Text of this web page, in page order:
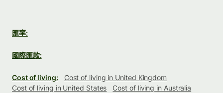
匯率:
國際匯款:
Cost of living:
Cost of living in United Kingdom
Cost of living in United States
Cost of living in Australia